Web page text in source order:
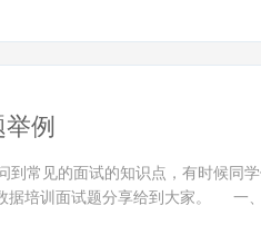
例
常见的面试的知识点，有时候同
据培训面试题分享给到大家。